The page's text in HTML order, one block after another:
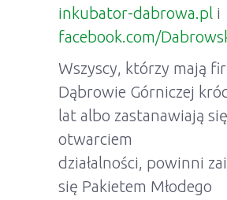
inkubator-dabrowa.pl i
facebook.com/
Wszyscy, którzy mają
Dąbrowie Górniczej
lat albo zastanawiają
otwarciem
działalności, powinni
się Pakietem Młodego